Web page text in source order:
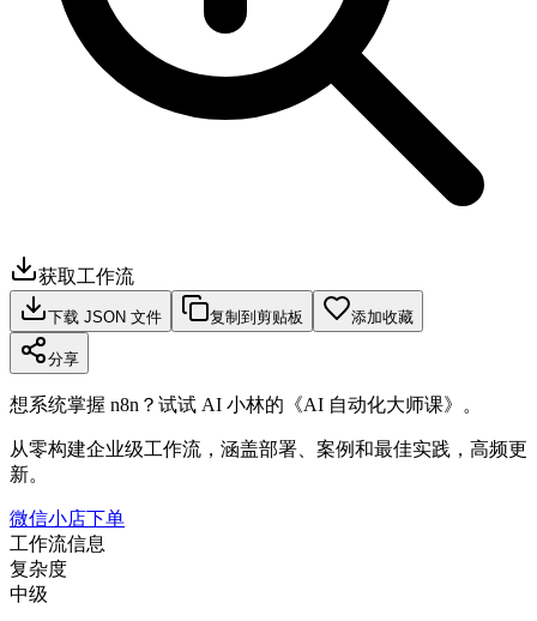
获取工作流
下载 JSON 文件 复制到剪贴板 添加收藏
分享
想系统掌握 n8n？试试 AI 小林的《AI 自动化大师课》。
从零构建企业级工作流，涵盖部署、案例和最佳实践，高频更
新。
微信小店下单
工作流信息
复杂度
中级